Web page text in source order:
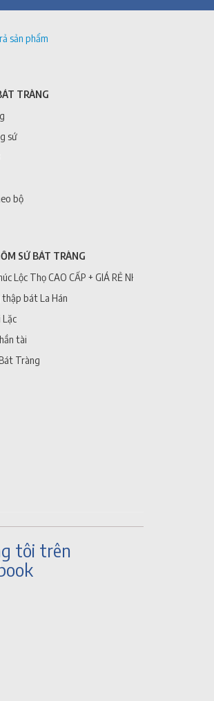
sản phẩm
TRÀNG
sứ
bộ
SỨ BÁT TRÀNG
Lộc Thọ CAO CẤP + GIÁ RẺ NHẤT
bát La Hán
Lặc
tài
Tràng
tôi trên